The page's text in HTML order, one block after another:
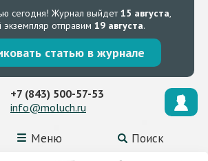
сегодня! Журнал выйдет15 августа,
экземпляр отправим 19 августа.
статью в журнале
Меню Поиск
+7 (843) 500-57-53
info@moluch.ru